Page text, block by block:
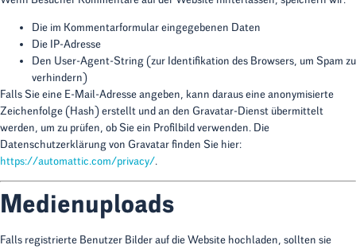
Die im Kommentarformular eingegebenen Daten
Die IP-Adresse
Den User-Agent-String (zur Identifikation des Browsers, um Spam zu
verhindern)
Falls Sie eine E-Mail-Adresse angeben, kann daraus eine anonymisierte
Zeichenfolge (Hash) erstellt und an den Gravatar-Dienst übermittelt
werden, um zu prüfen, ob Sie ein Profilbild verwenden. Die
Datenschutzerklärung von Gravatar finden Sie hier:
https://automattic.com/privacy/.
Medienuploads
Falls registrierte Benutzer Bilder auf die Website hochladen, sollten sie